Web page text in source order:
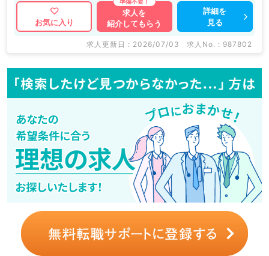
お気に入り
求人を
紹介してもらう
詳細を
見る
求人更新日 : 2026/07/03 求人No. : 987802